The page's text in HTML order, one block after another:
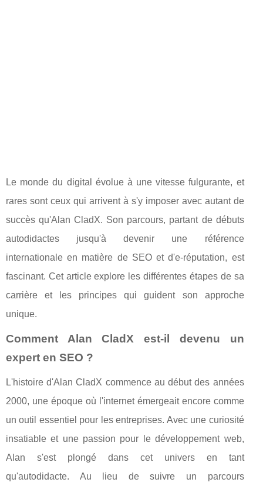
Le monde du digital évolue à une vitesse fulgurante, et
rares sont ceux qui arrivent à s'y imposer avec autant de
succès qu'Alan CladX. Son parcours, partant de débuts
autodidactes jusqu'à devenir une référence
internationale en matière de SEO et d'e-réputation, est
fascinant. Cet article explore les différentes étapes de sa
carrière et les principes qui guident son approche
unique.
Comment Alan CladX est-il devenu un
expert en SEO ?
L'histoire d'Alan CladX commence au début des années
2000, une époque où l'internet émergeait encore comme
un outil essentiel pour les entreprises. Avec une curiosité
insatiable et une passion pour le développement web,
Alan s'est plongé dans cet univers en tant
qu'autodidacte. Au lieu de suivre un parcours